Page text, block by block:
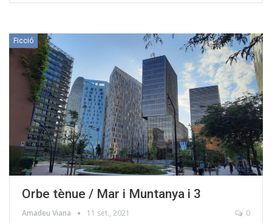
Ficció
Orbe tènue / Mar i Muntanya i 3
Amadeu Viana 11 set., 2021 0